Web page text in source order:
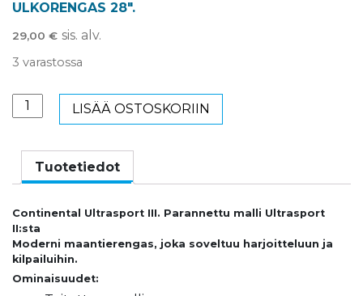
ULKORENGAS 28″.
29,00 € sis. alv.
3 varastossa
CONTINENTAL
ULTRA
23-
ULKORENGAS
28".
määrä
LISÄÄ OSTOSKORIIN
Tuotetiedot
Continental Ultrasport III. Parannettu malli Ultrasport
II:sta
Moderni maantierengas, joka soveltuu harjoitteluun ja
kilpailuihin.
Ominaisuudet: